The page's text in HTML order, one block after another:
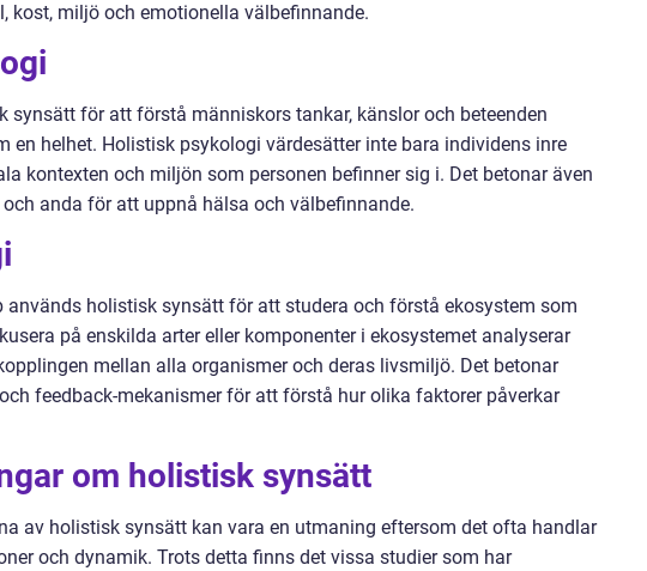
kost, miljö och emotionella välbefinnande.
synsätt för att förstå människors tankar, känslor och beteenden
en helhet. Holistisk psykologi värdesätter inte bara individens inre
kontexten och miljön som personen befinner sig i. Det betonar även
anda för att uppnå hälsa och välbefinnande.
används holistisk synsätt för att studera och förstå ekosystem som
på enskilda arter eller komponenter i ekosystemet analyserar
mellan alla organismer och deras livsmiljö. Det betonar
feedback-mekanismer för att förstå hur olika faktorer påverkar
om holistisk synsätt
av holistisk synsätt kan vara en utmaning eftersom det ofta handlar
och dynamik. Trots detta finns det vissa studier som har